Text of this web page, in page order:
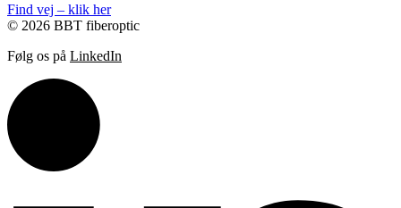
Find vej – klik her
© 2026 BBT fiberoptic
Følg os på LinkedIn